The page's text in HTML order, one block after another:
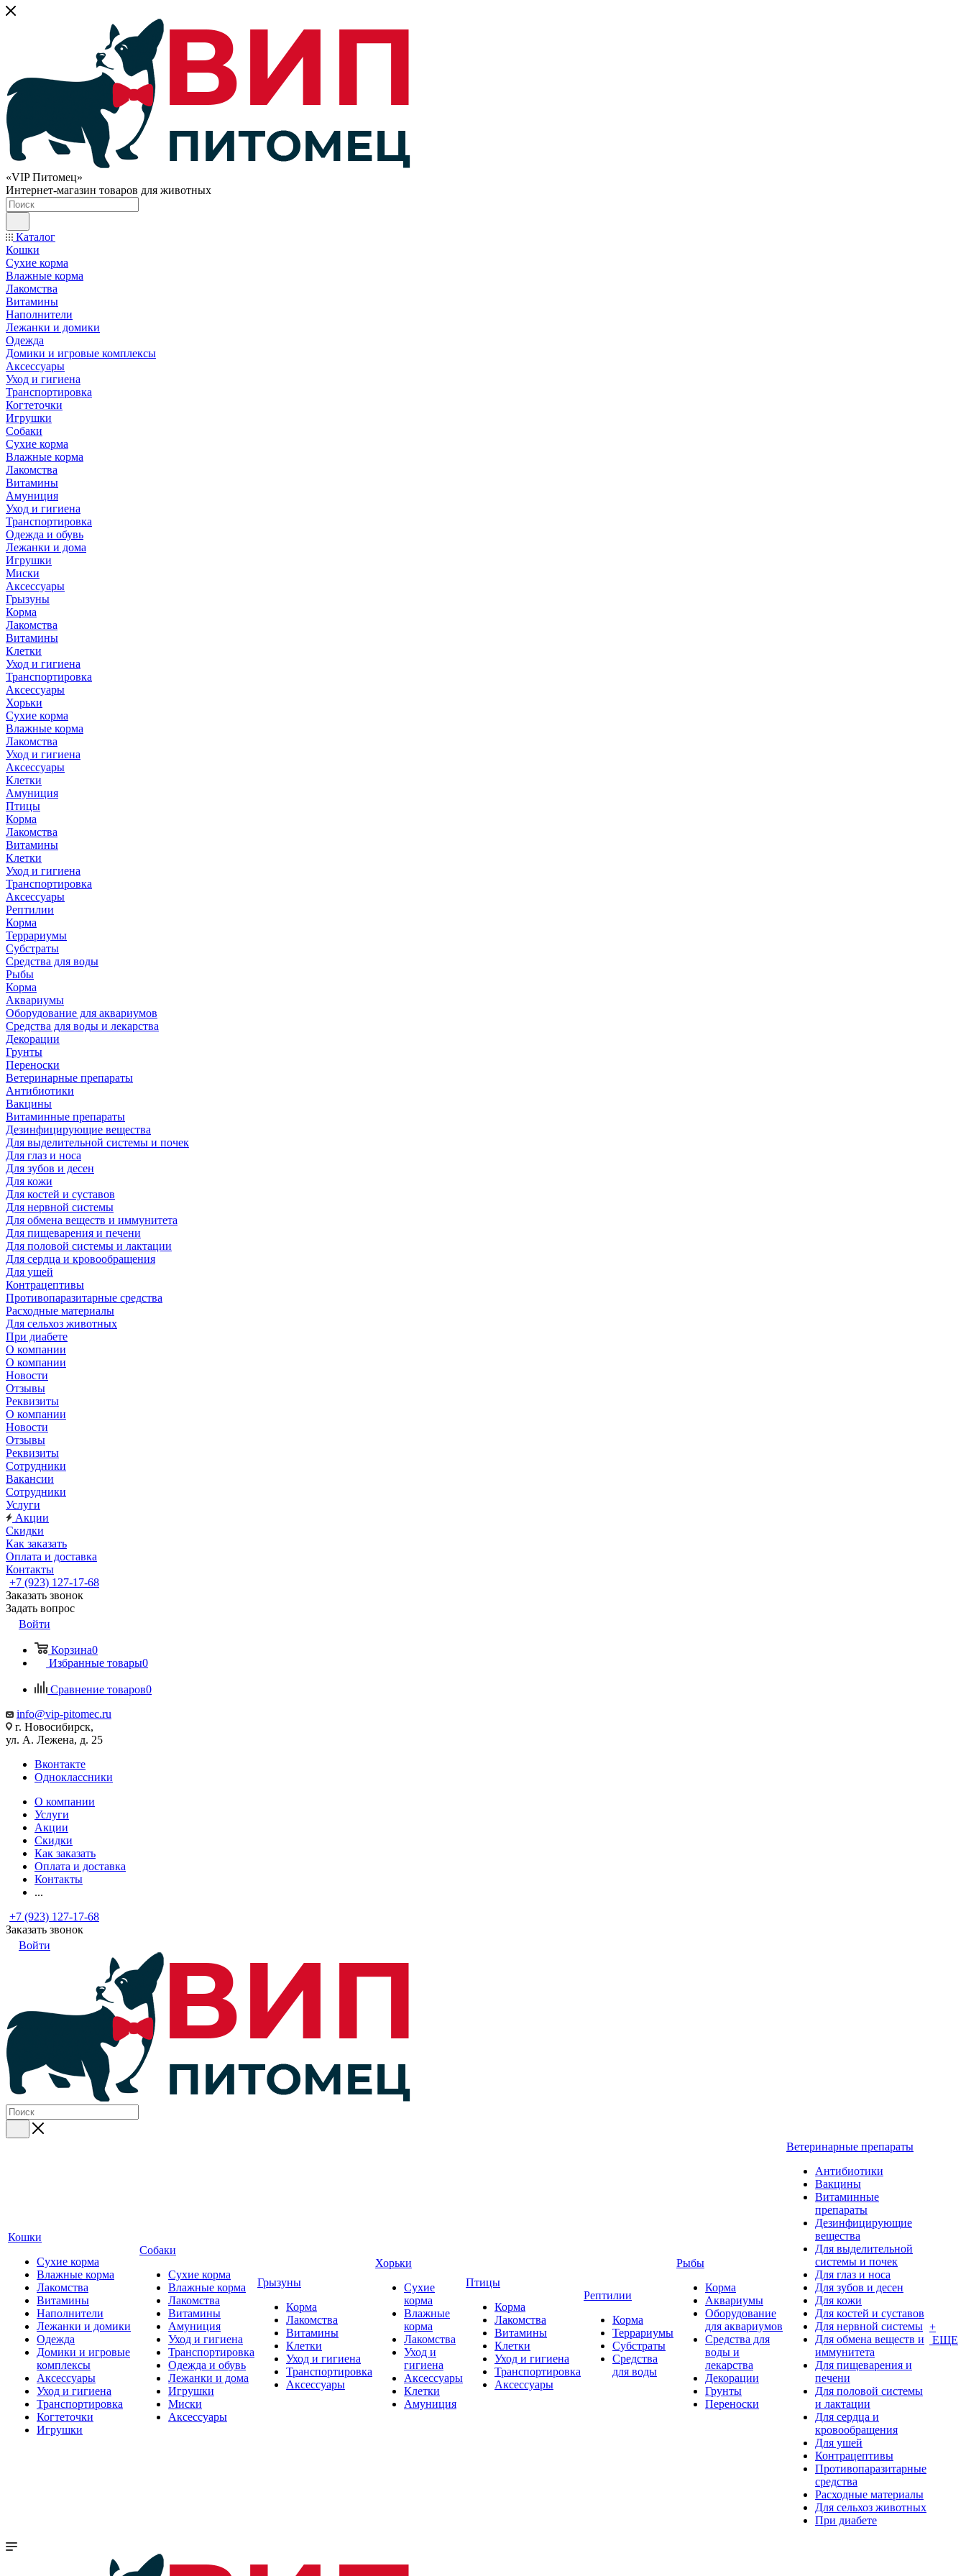
«VIP Питомец»
Интернет-магазин товаров для животных
Каталог
Кошки
Сухие корма
Влажные корма
Лакомства
Витамины
Наполнители
Лежанки и домики
Одежда
Домики и игровые комплексы
Аксессуары
Уход и гигиена
Транспортировка
Когтеточки
Игрушки
Собаки
Сухие корма
Влажные корма
Лакомства
Витамины
Амуниция
Уход и гигиена
Транспортировка
Одежда и обувь
Лежанки и дома
Игрушки
Миски
Аксессуары
Грызуны
Корма
Лакомства
Витамины
Клетки
Уход и гигиена
Транспортировка
Аксессуары
Хорьки
Сухие корма
Влажные корма
Лакомства
Уход и гигиена
Аксессуары
Клетки
Амуниция
Птицы
Корма
Лакомства
Витамины
Клетки
Уход и гигиена
Транспортировка
Аксессуары
Рептилии
Корма
Террариумы
Субстраты
Средства для воды
Рыбы
Корма
Аквариумы
Оборудование для аквариумов
Средства для воды и лекарства
Декорации
Грунты
Переноски
Ветеринарные препараты
Антибиотики
Вакцины
Витаминные препараты
Дезинфицирующие вещества
Для выделительной системы и почек
Для глаз и носа
Для зубов и десен
Для кожи
Для костей и суставов
Для нервной системы
Для обмена веществ и иммунитета
Для пищеварения и печени
Для половой системы и лактации
Для сердца и кровообращения
Для ушей
Контрацептивы
Противопаразитарные средства
Расходные материалы
Для сельхоз животных
При диабете
О компании
О компании
Новости
Отзывы
Реквизиты
О компании
Новости
Отзывы
Реквизиты
Сотрудники
Вакансии
Сотрудники
Услуги
Акции
Скидки
Как заказать
Оплата и доставка
Контакты
+7 (923) 127-17-68
Заказать звонок
Задать вопрос
Войти
Корзина0
Избранные товары0
Сравнение товаров0
info@vip-pitomec.ru
г. Новосибирск,
ул. А. Лежена, д. 25
Вконтакте
Одноклассники
О компании
Услуги
Акции
Скидки
Как заказать
Оплата и доставка
Контакты
...
+7 (923) 127-17-68
Заказать звонок
Войти
Кошки
Сухие корма
Влажные корма
Лакомства
Витамины
Наполнители
Лежанки и домики
Одежда
Домики и игровые
комплексы
Аксессуары
Уход и гигиена
Транспортировка
Когтеточки
Игрушки
Собаки
Сухие корма
Влажные корма
Лакомства
Витамины
Амуниция
Уход и гигиена
Транспортировка
Одежда и обувь
Лежанки и дома
Игрушки
Миски
Аксессуары
Грызуны
Корма
Лакомства
Витамины
Клетки
Уход и гигиена
Транспортировка
Аксессуары
Хорьки
Сухие
корма
Влажные
корма
Лакомства
Уход и
гигиена
Аксессуары
Клетки
Амуниция
Птицы
Корма
Лакомства
Витамины
Клетки
Уход и гигиена
Транспортировка
Аксессуары
Рептилии
Корма
Террариумы
Субстраты
Средства
для воды
Рыбы
Корма
Аквариумы
Оборудование
для аквариумов
Средства для
воды и
лекарства
Декорации
Грунты
Переноски
Ветеринарные препараты
Антибиотики
Вакцины
Витаминные
препараты
Дезинфицирующие
вещества
Для выделительной
системы и почек
Для глаз и носа
Для зубов и десен
Для кожи
Для костей и суставов
Для нервной системы
Для обмена веществ и
иммунитета
Для пищеварения и
печени
Для половой системы
и лактации
Для сердца и
кровообращения
Для ушей
Контрацептивы
Противопаразитарные
средства
Расходные материалы
Для сельхоз животных
При диабете
+
ЕЩЕ